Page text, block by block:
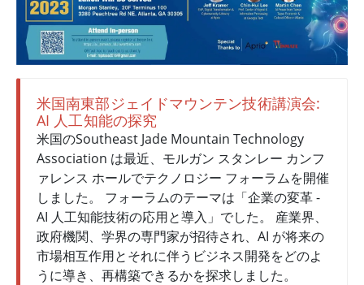
米国南東部ジェイドマウンテン技術講演会:
AI 人工知能の探究
米国のSoutheast Jade Mountain Technology
Association は最近、モルガン スタンレー カンフ
ァレンス ホールでテクノロジー フォーラムを開催
しました。 フォーラムのテーマは「企業の変革 -
AI 人工知能技術の応用と導入」でした。 産業界、
政府機関、学界の専門家が招待され、AI が将来の
市場相互作用とそれに伴うビジネス開発をどのよ
うに導き、再構築できるかを探求しました。